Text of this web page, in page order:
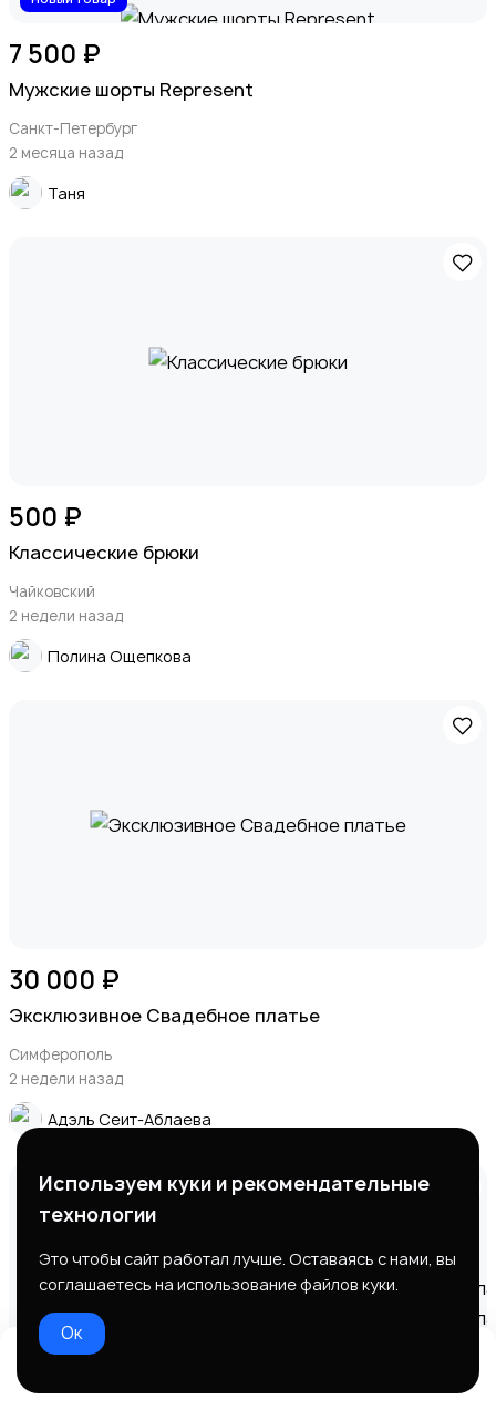
7 500 ₽
Мужские шорты Represent
Санкт-Петербург
2 месяца назад
Таня
500 ₽
Классические брюки
Чайковский
2 недели назад
Полина Ощепкова
30 000 ₽
Эксклюзивное Свадебное платье
Симферополь
2 недели назад
Адэль Сеит-Аблаева
Используем куки и рекомендательные
технологии
Это чтобы сайт работал лучше. Оставаясь с нами, вы
соглашаетесь на использование файлов куки.
Ок